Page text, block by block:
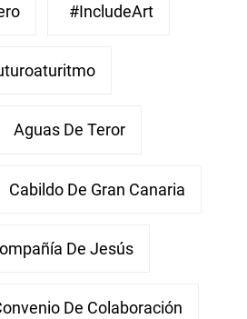
#IncludeArt
Aguas De Teror
Cabildo De Gran Canaria
De Jesús
De Colaboración